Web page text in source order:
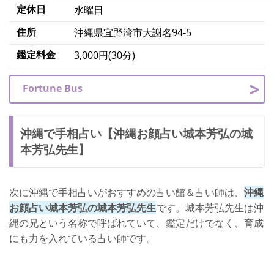
定休日
水曜日
住所
沖縄県宜野湾市大謝名94-5
鑑定料金
3,000円(30分)
Fortune Bus
沖縄で手相占い【沖縄お顔占い城本芳弘の城
本芳弘先生】
次に沖縄で手相占いがおすすめの占い館＆占い師は、 沖縄
お顔占い城本芳弘の城本芳弘先生です。城本芳弘先生は沖
縄の兄という名称で呼ばれていて、鑑定だけでなく、育成
にも力を入れている占い師です。